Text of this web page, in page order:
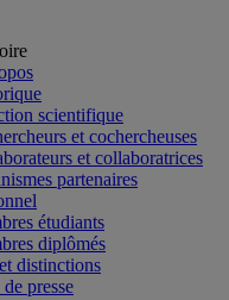
scientifique
et cochercheuses
et collaboratrices
partenaires
étudiants
diplômés
distinctions
de presse